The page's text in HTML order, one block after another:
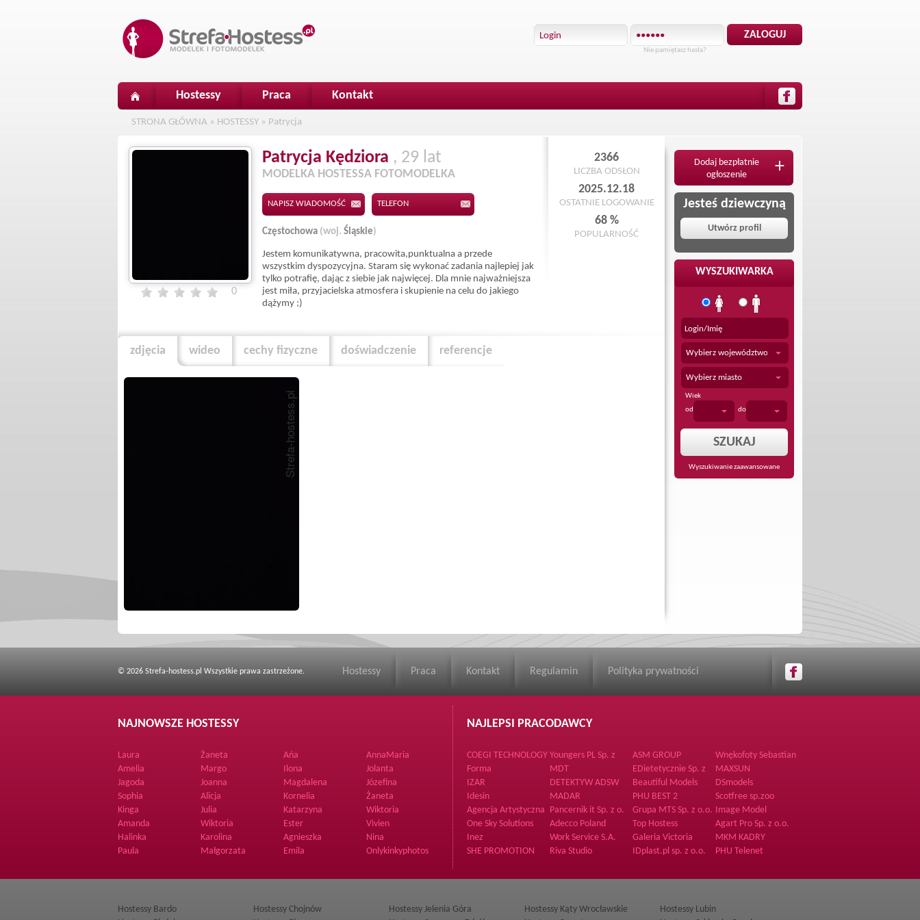
Nie pamiętasz hasła?
Hostessy Praca Kontakt
STRONA GŁÓWNA » HOSTESSY » Patrycja
0
Patrycja Kędziora , 29 lat
MODELKA HOSTESSA FOTOMODELKA
NAPISZ WIADOMOŚĆ TELEFON
Częstochowa (woj. Śląskie)
Jestem komunikatywna, pracowita,punktualna a przede
wszystkim dyspozycyjna. Staram się wykonać zadania najlepiej jak
tylko potrafię, dając z siebie jak najwięcej. Dla mnie najważniejsza
jest miła, przyjacielska atmosfera i skupienie na celu do jakiego
dążymy ;)
2366
LICZBA ODSŁON
2025.12.18
OSTATNIE LOGOWANIE
68 %
POPULARNOŚĆ
zdjęcia wideo cechy fizyczne doświadczenie referencje
Dodaj bezpłatnie
ogłoszenie
+
Jesteś dziewczyną
Utwórz profil
WYSZUKIWARKA
Wybierz województwo
Wybierz miasto
Wiek
od
do
Wyszukiwanie zaawansowane
© 2026 Strefa-hostess.pl Wszystkie prawa zastrzeżone. Hostessy Praca Kontakt Regulamin Polityka prywatności
NAJNOWSZE HOSTESSY
Laura Żaneta Ańa
AnnaMaria
Amelia
Margo Ilona
Jolanta
Jagoda
Joanna Magdalena
Józefina
Sophia
Alicja Kornelia
Żaneta
Kinga
Julia Katarzyna
Wiktoria
Amanda
Wiktoria Ester
Vivien
Halinka
Karolina Agnieszka
Nina
Paula
Małgorzata Emila Onlykinkyphotos
NAJLEPSI PRACODAWCY
COEGI TECHNOLOGY
Piotr Augustynek
Youngers PL Sp. z
o.o.
ASM GROUP
Wnękofoty Sebastian
Wnęk
Forma MDT
EDietetycznie Sp. z
o.o.
MAXSUN
IZAR
DETEKTYW ADSW
Beautiful Models
Sp.z o.o.
DSmodels
Idesin
MADAR PHU BEST 2
Scotfree sp.zoo
Agencja Artystyczna
BrzArt
Pancernik it Sp. z o.
o.
Grupa MTS Sp. z o.o. Image Model
Management
One Sky Solutions Adecco Poland Top Hostess
Agart Pro Sp. z o.o.
Inez
Work Service S.A. Galeria Victoria
MKM KADRY
SHE PROMOTION
Modelek
Riva Studio IDplast.pl sp. z o.o. PHU Telenet
Hostessy Bardo Hostessy Chojnów Hostessy Jelenia Góra Hostessy Kąty Wrocławskie
Hostessy Lubin